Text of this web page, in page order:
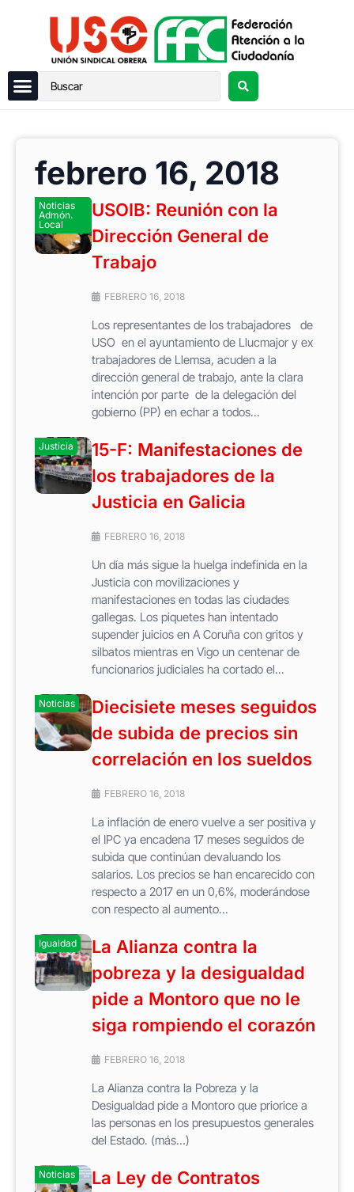
febrero 16, 2018
Noticias
Admón.
Local
USOIB: Reunión con la
Dirección General de
Trabajo
FEBRERO 16, 2018
Los representantes de los trabajadores de
USO en el ayuntamiento de Llucmajor y ex
trabajadores de Llemsa, acuden a la
dirección general de trabajo, ante la clara
intención por parte de la delegación del
gobierno (PP) en echar a todos...
Justicia
15-F: Manifestaciones de
los trabajadores de la
Justicia en Galicia
FEBRERO 16, 2018
Un día más sigue la huelga indefinida en la
Justicia con movilizaciones y
manifestaciones en todas las ciudades
gallegas. Los piquetes han intentado
supender juicios en A Coruña con gritos y
silbatos mientras en Vigo un centenar de
funcionarios judiciales ha cortado el...
Noticias
Diecisiete meses seguidos
de subida de precios sin
correlación en los sueldos
FEBRERO 16, 2018
La inflación de enero vuelve a ser positiva y
el IPC ya encadena 17 meses seguidos de
subida que continúan devaluando los
salarios. Los precios se han encarecido con
respecto a 2017 en un 0,6%, moderándose
con respecto al aumento...
Igualdad
La Alianza contra la
pobreza y la desigualdad
pide a Montoro que no le
siga rompiendo el corazón
FEBRERO 16, 2018
La Alianza contra la Pobreza y la
Desigualdad pide a Montoro que priorice a
las personas en los presupuestos generales
del Estado. (más…)
Noticias
La Ley de Contratos